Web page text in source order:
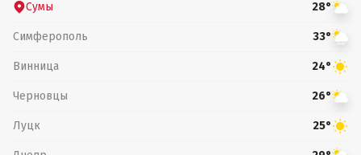
Сумы 28°
Симферополь 33°
Винница 24°
Черновцы 26°
Луцк 25°